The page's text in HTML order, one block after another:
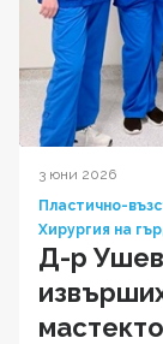
3 юни 2026
Пластично-
Хирургия на
Д-р